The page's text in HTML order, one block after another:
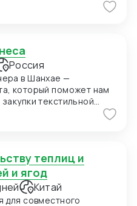
Россия
в Шанхае —
который поможет нам
текстильной
время
для личных встреч
нас
пластиковые для
нанесения
Сегмент —
и ягод
Китай
для совместного